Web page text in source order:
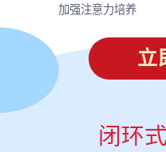
加强注意力培养
立
闭环